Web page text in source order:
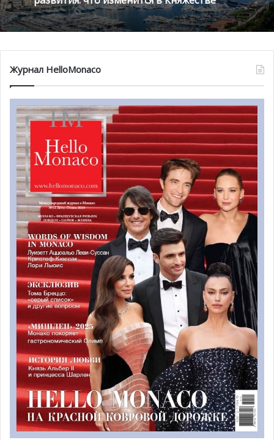
Водители, ехавшие из Ниццы в направлении Босолей и
на восток департамента, остались, таким образом, без
права выбора, и были вынуждены объезжать аварийный
участок трассы через Монако, где движение из-за этого
стало очень плотным, что привело к большим пробкам.
Те автомобилисты, что ехали в обратном направлении,
из восточной части департамента в Ниццу, были также
вынуждены проехать ближе к Монако, в районе
разветвления дороги между RM6007 и проспектом
Гектор-Отто (Hector-Otto), прямо перед резиденцией
Сады Монако.
В настоящее время дорога закрыта для движения в
районе кольцевой у Госпиталя, на западном въезде в
Монако.Реставрация стены и работы по обеспечению
безопасностибудут реализованы властями города Кап
д’Ай и Métropole, и продлятся нанеопределенное
время. Напомним, что стена расположена слева после 1-
го тоннеля, сразу после кругового перекрестка возле
Госпиталя Монако, в направлении Босолей. Отныне,
Журнал HelloMonaco